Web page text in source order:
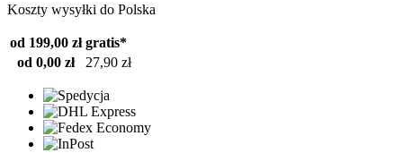
Koszty wysyłki do Polska
od 199,00 zł gratis*
od 0,00 zł
27,90 zł